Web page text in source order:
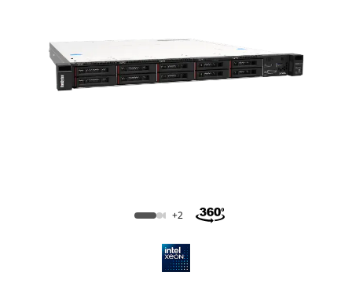
Стоечный сервер ThinkSystem SR250 V3
+2